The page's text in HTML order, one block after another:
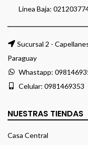
Linea Baja:
Sucursal 2 -
Paraguay
Whastapp:
Celular: 0981469353
NUESTRAS TIENDAS
Casa Central